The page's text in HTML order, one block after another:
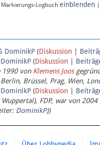
Markierungs-Logbuch einblenden
DominikP (Diskussion |
DominikP (Diskussion |
1990 von Klemens Joos
Brüssel, Prag, Wien,
DominikP (Diskussion |
FDP, war von
DominikP))